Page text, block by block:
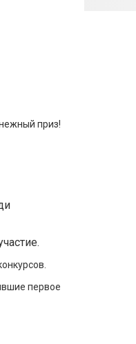
приз!
первое